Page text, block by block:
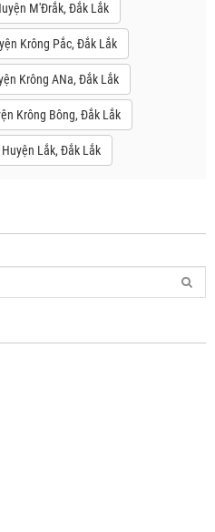
M'Đrắk, Đắk Lắk
Krông Pắc, Đắk Lắk
Krông ANa, Đắk Lắk
Krông Bông, Đắk Lắk
Lắk, Đắk Lắk